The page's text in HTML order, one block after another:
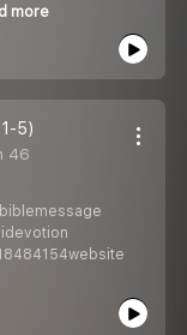
more
5)
46